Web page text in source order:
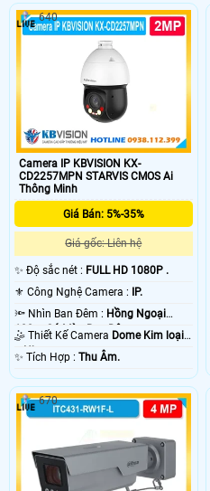
Camera IP KBVISION KX-
CD2257MPN STARVIS CMOS Ai
Thông Minh
Giá Bán: 5%-35%
Giá gốc: Liên hệ
✨ Độ sắc nét : FULL HD 1080P .
⚜️ Công Nghệ Camera :
IP.
🔦 Nhìn Ban Đêm : Hồng Ngoại
100m Có Màu Ban Ðêm.
🤹 Thiết Kế Camera Dome Kim loại
+ Nhựa.
️✨ Tích Hợp : Thu Âm.
640
670